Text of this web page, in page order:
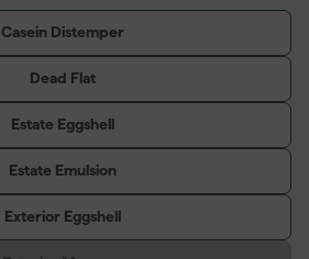
Casein Distemper
Dead Flat
Estate Eggshell
Estate Emulsion
Exterior Eggshell